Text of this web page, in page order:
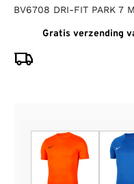
BV6708 DRI-FIT PARK 7
Gratis verzending